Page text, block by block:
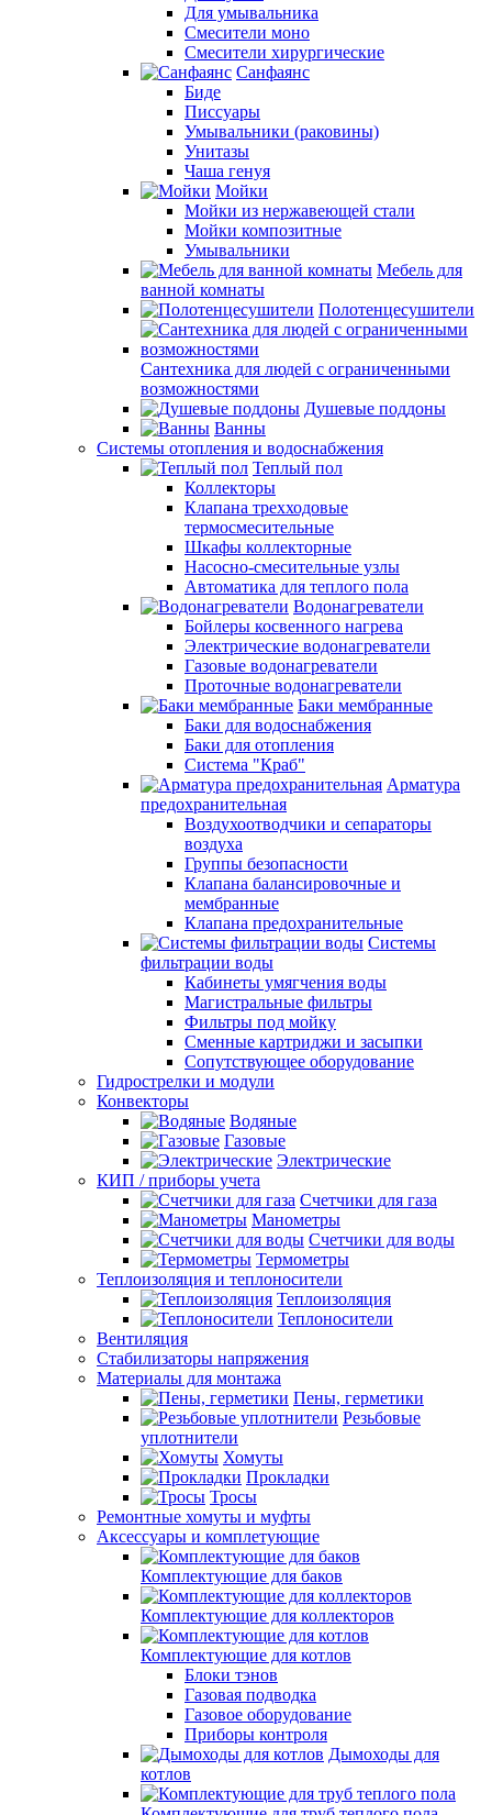
Для умывальника
Смесители моно
Смесители хирургические
Санфаянс
Биде
Писсуары
Умывальники (раковины)
Унитазы
Чаша генуя
Мойки
Мойки из нержавеющей стали
Мойки композитные
Умывальники
Мебель для
ванной комнаты
Полотенцесушители
Сантехника для людей с ограниченными
возможностями
Душевые поддоны
Ванны
Системы отопления и водоснабжения
Теплый пол
Коллекторы
Клапана трехходовые
термосмесительные
Шкафы коллекторные
Насосно-смесительные узлы
Автоматика для теплого пола
Водонагреватели
Бойлеры косвенного нагрева
Электрические водонагреватели
Газовые водонагреватели
Проточные водонагреватели
Баки мембранные
Баки для водоснабжения
Баки для отопления
Система "Краб"
Арматура
предохранительная
Воздухоотводчики и сепараторы
воздуха
Группы безопасности
Клапана балансировочные и
мембранные
Клапана предохранительные
Системы
фильтрации воды
Кабинеты умягчения воды
Магистральные фильтры
Фильтры под мойку
Сменные картриджи и засыпки
Сопутствующее оборудование
Гидрострелки и модули
Конвекторы
Водяные
Газовые
Электрические
КИП / приборы учета
Счетчики для газа
Манометры
Счетчики для воды
Термометры
Теплоизоляция и теплоносители
Теплоизоляция
Теплоносители
Вентиляция
Стабилизаторы напряжения
Материалы для монтажа
Пены, герметики
Резьбовые
уплотнители
Хомуты
Прокладки
Тросы
Ремонтные хомуты и муфты
Аксессуары и комплетующие
Комплектующие для баков
Комплектующие для коллекторов
Комплектующие для котлов
Блоки тэнов
Газовая подводка
Газовое оборудование
Приборы контроля
Дымоходы для
котлов